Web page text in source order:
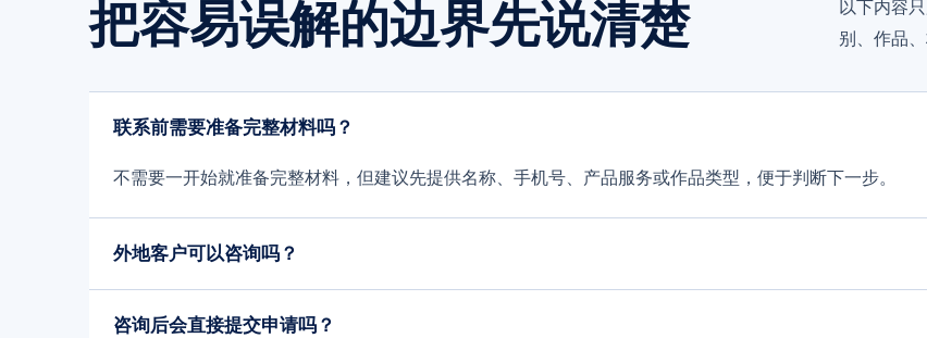
把容易误解的边界先说清楚
以下内容
别、作品
联系前需要准备完整材料吗？
不需要一开始就准备完整材料，但建议先提供名称、手机号、产品服务或作品类型，便于判断下一步。
外地客户可以咨询吗？
咨询后会直接提交申请吗？